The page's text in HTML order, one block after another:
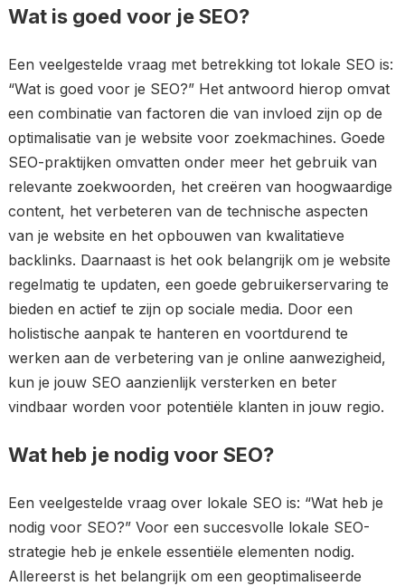
Wat is goed voor je SEO?
Een veelgestelde vraag met betrekking tot lokale SEO is:
“Wat is goed voor je SEO?” Het antwoord hierop omvat
een combinatie van factoren die van invloed zijn op de
optimalisatie van je website voor zoekmachines. Goede
SEO-praktijken omvatten onder meer het gebruik van
relevante zoekwoorden, het creëren van hoogwaardige
content, het verbeteren van de technische aspecten
van je website en het opbouwen van kwalitatieve
backlinks. Daarnaast is het ook belangrijk om je website
regelmatig te updaten, een goede gebruikerservaring te
bieden en actief te zijn op sociale media. Door een
holistische aanpak te hanteren en voortdurend te
werken aan de verbetering van je online aanwezigheid,
kun je jouw SEO aanzienlijk versterken en beter
vindbaar worden voor potentiële klanten in jouw regio.
Wat heb je nodig voor SEO?
Een veelgestelde vraag over lokale SEO is: “Wat heb je
nodig voor SEO?” Voor een succesvolle lokale SEO-
strategie heb je enkele essentiële elementen nodig.
Allereerst is het belangrijk om een geoptimaliseerde